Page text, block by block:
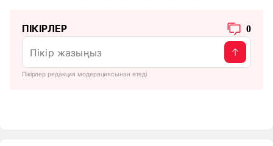
ПІКІРЛЕР 0
Пікірлер редакция модерациясынан өтеді